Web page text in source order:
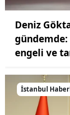
Deniz
engeli ve
İstanbul